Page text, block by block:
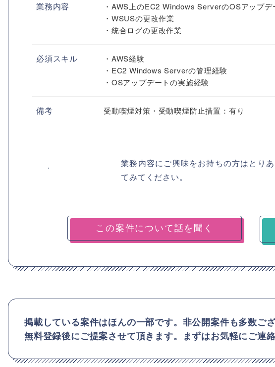
業務内容
・AWS上のEC2 Windows ServerのOSアップ
・WSUSの更改作業
・統合ログの更改作業
必須スキル
・AWS経験
・EC2 Windows Serverの管理経験
・OSアップデートの実施経験
備考 受動喫煙対策・受動喫煙防止措置：有り
業務内容にご興味をお持ちの方はとり
てみてください。
掲載している案件はほんの一部です。非公開案件も多数ござ
無料登録後にご提案させて頂きます。まずはお気軽にご連絡